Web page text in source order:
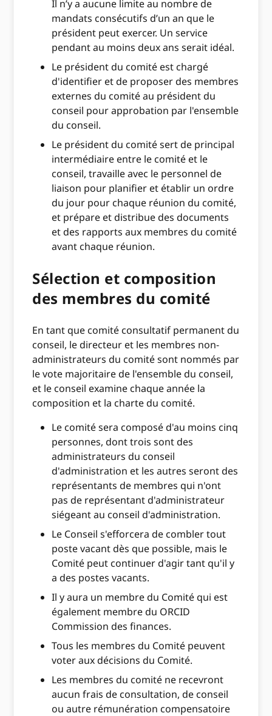
Il n’y a aucune limite au nombre de
mandats consécutifs d’un an que le
président peut exercer. Un service
pendant au moins deux ans serait idéal.
Le président du comité est chargé
d'identifier et de proposer des membres
externes du comité au président du
conseil pour approbation par l'ensemble
du conseil.
Le président du comité sert de principal
intermédiaire entre le comité et le
conseil, travaille avec le personnel de
liaison pour planifier et établir un ordre
du jour pour chaque réunion du comité,
et prépare et distribue des documents
et des rapports aux membres du comité
avant chaque réunion.
Sélection et composition
des membres du comité
En tant que comité consultatif permanent du
conseil, le directeur et les membres non-
administrateurs du comité sont nommés par
le vote majoritaire de l'ensemble du conseil,
et le conseil examine chaque année la
composition et la charte du comité.
Le comité sera composé d'au moins cinq
personnes, dont trois sont des
administrateurs du conseil
d'administration et les autres seront des
représentants de membres qui n'ont
pas de représentant d'administrateur
siégeant au conseil d'administration.
Le Conseil s'efforcera de combler tout
poste vacant dès que possible, mais le
Comité peut continuer d'agir tant qu'il y
a des postes vacants.
Il y aura un membre du Comité qui est
également membre du ORCID
Commission des finances.
Tous les membres du Comité peuvent
voter aux décisions du Comité.
Les membres du comité ne recevront
aucun frais de consultation, de conseil
ou autre rémunération compensatoire